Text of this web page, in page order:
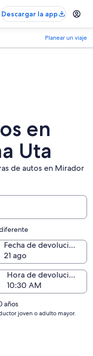
Descargar la app
Planear un viaje
en
Uta
de autos en Mirador
Fecha de devolución
21 ago
Hora de devolución
años
joven o adulto mayor.